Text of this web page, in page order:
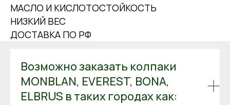
МАСЛО И КИСЛОТОСТОЙКОСТЬ
НИЗКИЙ ВЕС
ДОСТАВКА ПО РФ
Возможно заказать колпаки
MONBLAN, EVEREST, BONA,
ELBRUS в таких городах как: